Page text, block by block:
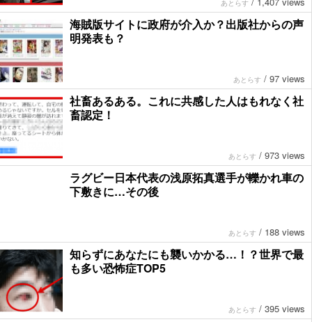
あとらす
海賊版サイトに政府が介入か？出版社からの声
明発表も？
あとらす / 97 views
社畜あるある。これに共感した人はもれなく社
畜認定！
あとらす / 973 views
ラグビー日本代表の浅原拓真選手が轢かれ車の
下敷きに…その後
あとらす / 188 views
知らずにあなたにも襲いかかる…！？世界で最
も多い恐怖症TOP5
あとらす / 395 views